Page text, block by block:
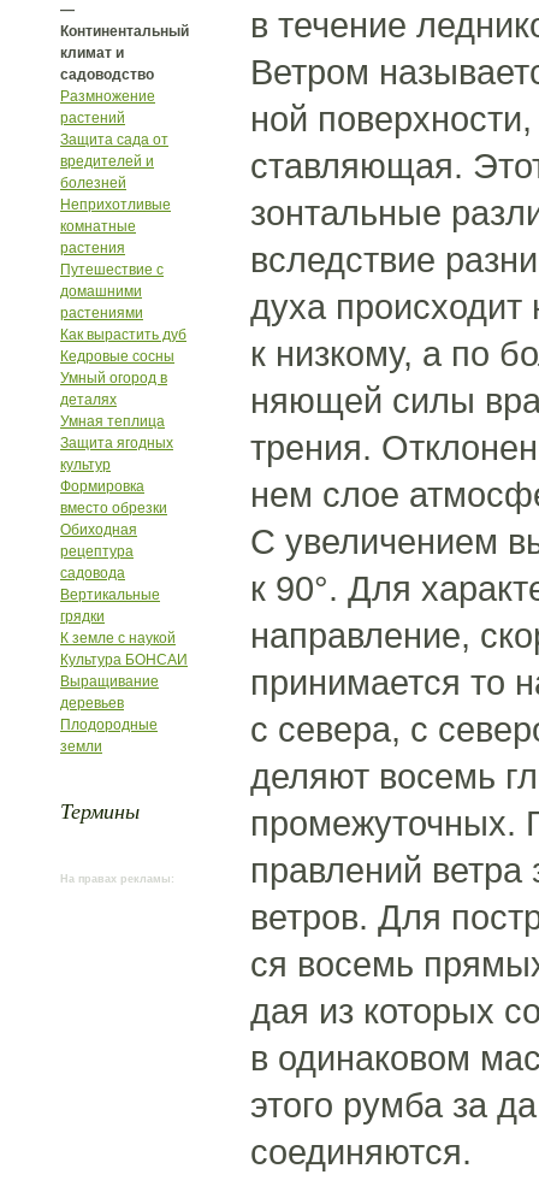
—
Континентальный
климат и
садоводство
Размножение
растений
Защита сада от
вредителей и
болезней
Неприхотливые
комнатные
растения
Путешествие с
домашними
растениями
Как вырастить дуб
Кедровые сосны
Умный огород в
деталях
Умная теплица
Защита ягодных
культур
Формировка
вместо обрезки
Обиходная
рецептура
садовода
Вертикальные
грядки
К земле с наукой
Культура БОНСАИ
Выращивание
деревьев
Плодородные
земли
Термины
На правах рекламы:
в течение
Ветром
ной
ставляющая.
зонтальные
вследствие
духа
к низкому, а по
няющей силы
трения.
нем слое
С увеличением
к 90°. Для
направление,
принимается то
с севера, с
деляют восемь
промежуточных.
правлений ветра
ветров. Для
ся восемь
дая из которых
в одинаковом
этого румба за
соединяются.